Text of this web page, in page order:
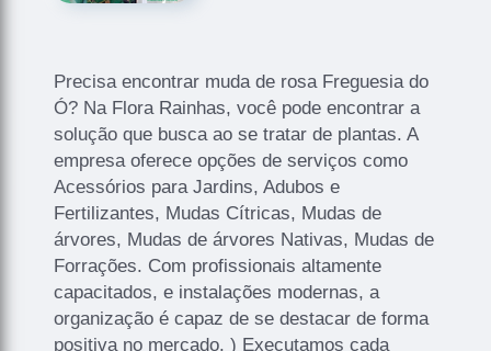
Precisa encontrar muda de rosa Freguesia do
Ó? Na Flora Rainhas, você pode encontrar a
solução que busca ao se tratar de plantas. A
empresa oferece opções de serviços como
Acessórios para Jardins, Adubos e
Fertilizantes, Mudas Cítricas, Mudas de
árvores, Mudas de árvores Nativas, Mudas de
Forrações. Com profissionais altamente
capacitados, e instalações modernas, a
organização é capaz de se destacar de forma
positiva no mercado. ) Executamos cada